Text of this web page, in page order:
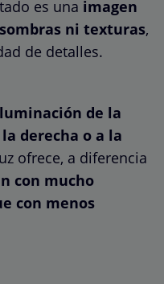
es una imagen
ni texturas,
de detalles.
de la
derecha o a la
ofrece, a diferencia
con mucho
con menos